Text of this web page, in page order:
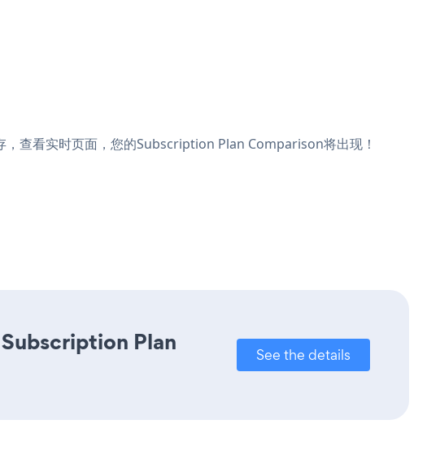
查看实时页面，您的Subscription Plan Comparison将出现！
Plan
See the details